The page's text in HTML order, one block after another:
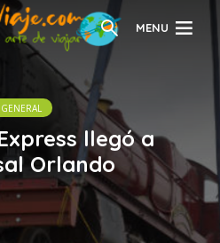
MENU
GENERAL
llegó a
Orlando